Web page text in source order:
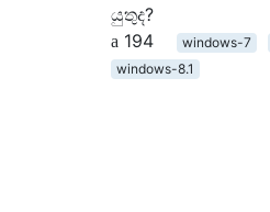
යුතුද?
194
windows-7
windows-8.1